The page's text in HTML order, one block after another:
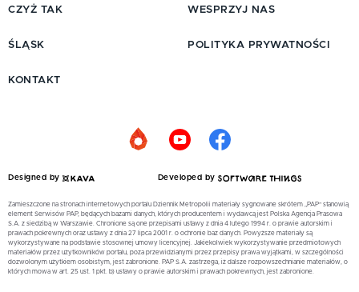
CZYŻ TAK
ŚLĄSK
WESPRZYJ NAS
POLITYKA PRYWATNOŚCI
KONTAKT
Designed by Developed by
Zamieszczone na stronach internetowych portalu Dziennik Metropolii materiały sygnowane skrótem „PAP” stanowią
element Serwisów PAP, będących bazami danych, których producentem i wydawcą jest Polska Agencja Prasowa
S.A. z siedzibą w Warszawie. Chronione są one przepisami ustawy z dnia 4 lutego 1994 r. o prawie autorskim i
prawach pokrewnych oraz ustawy z dnia 27 lipca 2001 r. o ochronie baz danych. Powyższe materiały są
wykorzystywane na podstawie stosownej umowy licencyjnej. Jakiekolwiek wykorzystywanie przedmiotowych
materiałów przez użytkowników portalu, poza przewidzianymi przez przepisy prawa wyjątkami, w szczególności
dozwolonym użytkiem osobistym, jest zabronione. PAP S.A. zastrzega, iż dalsze rozpowszechnianie materiałów, o
których mowa w art. 25 ust. 1 pkt. b) ustawy o prawie autorskim i prawach pokrewnych, jest zabronione.